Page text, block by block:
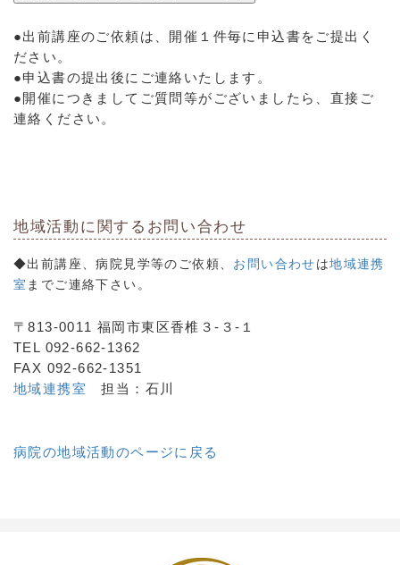
●出前講座のご依頼は、開催１件毎に申込書をご提出く
ださい。
●申込書の提出後にご連絡いたします。
●開催につきましてご質問等がございましたら、直接ご
連絡ください。
地域活動に関する お問い合わせ
◆出前講座 、病院見学等のご依頼、 お問い合わせは地域連携
室 までご連絡下さい。
〒813-0011 福岡市東区香椎３-３-１
TEL 092-662-1362
FAX 092-662-1351
地域連携室
担当：石川
病院の地域活動のページに戻る